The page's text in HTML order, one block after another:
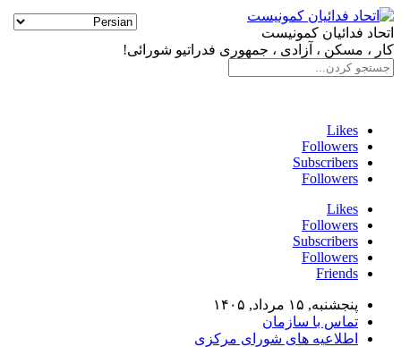
اتحاد فدائیان کمونیست
کار ، مسکن ، آزادی ، جمهوری فدراتیو شورائی!
Likes
Followers
Subscribers
Followers
Likes
Followers
Subscribers
Followers
Friends
پنجشنبه, ۱۵ مرداد, ۱۴۰۵
تماس با سازمان
اطلاعیه های شورای مرکزی